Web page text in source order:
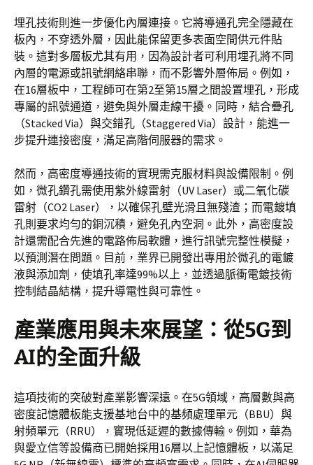
埋孔技術則進一步優化內層連接。它將導通孔完全隱藏在
板內，不穿透外層，因此能保留更多表面空間供元件貼
裝。這對多層板尤其有用，因為設計者可利用埋孔將不同
內層的電源或訊號網絡串聯，而不影響外層佈局。例如，
在16層板中，工程師可在第2至第15層之間設置埋孔，形成
專屬的訊號通道，避免與外層走線干擾。同時，結合疊孔
（Stacked Via）與交錯孔（Staggered Via）設計，能進一
步提升連接密度，滿足高階伺服器的需求。
然而，高密度導通技術的實現需克服材料與設備限制。例
如，微孔鑽孔需使用紫外線雷射（UV Laser）或二氧化碳
雷射（CO2 Laser），以確保孔壁光滑且無殘渣；而電鍍填
孔則要求均勻的銅沉積，避免孔內空洞。此外，高密度設
計還需配合先進的電路佈局軟體，進行訊號完整性模擬，
以預測潛在問題。目前，業界已開發出專用於微孔的電鍍
液與添加劑，使填孔率達99%以上，並透過脈衝電鍍技術
控制結晶結構，提升導電性與可靠性。
產業應用與未來展望：從5G到
AI的全面升級
這項技術的突破對產業影響深遠。在5G領域，高層數與高
密度記憶體板能支援基地台中的基頻處理單元（BBU）與
射頻單元（RRU），實現低延遲的數據傳輸。例如，華為
與愛立信等設備商已開始採用16層以上記憶體板，以滿足